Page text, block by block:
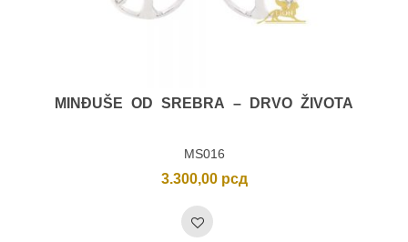
MINĐUŠE OD SREBRA – DRVO ŽIVOTA
MS016
3.300,00 рсд